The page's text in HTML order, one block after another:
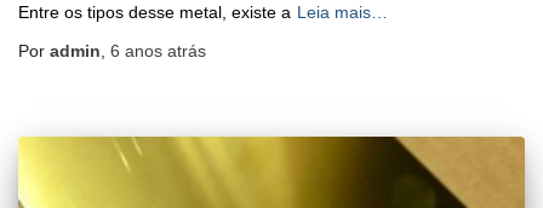
Entre os tipos desse metal, existe a Leia mais…
Por admin 6 anos atrás